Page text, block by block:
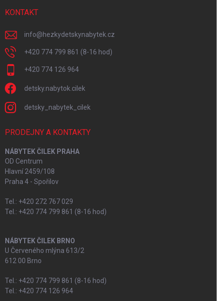
KONTAKT
info@hezkydetskynabytek.cz
+420 774 799 861 (8-16 hod)
+420 774 126 964
detsky.nabytok.cilek
detsky_nabytek_cilek
PRODEJNY A KONTAKTY
NÁBYTEK ČILEK PRAHA
OD Centrum
Hlavní 2459/108
Praha 4 - Spořilov
Tel.: +420 272 767 029
Tel.: +420 774 799 861 (8-16 hod)
NÁBYTEK ČILEK BRNO
U Červeného mlýna 613/2
612 00 Brno
Tel.: +420 774 799 861 (8-16 hod)
Tel.: +420 774 126 964